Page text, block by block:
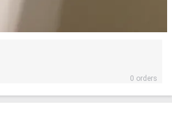
0 orders